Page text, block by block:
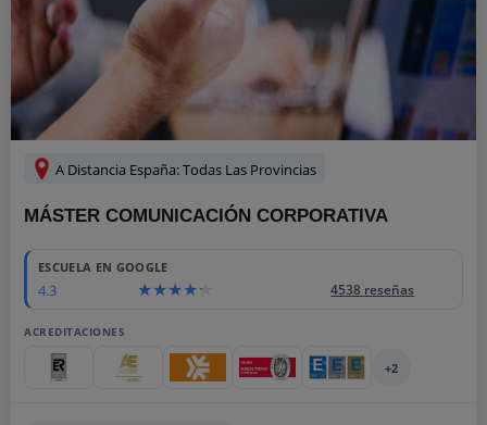
A Distancia España: Todas Las Provincias
MÁSTER COMUNICACIÓN CORPORATIVA
ESCUELA EN GOOGLE
4.3 4538 reseñas
ACREDITACIONES
+2